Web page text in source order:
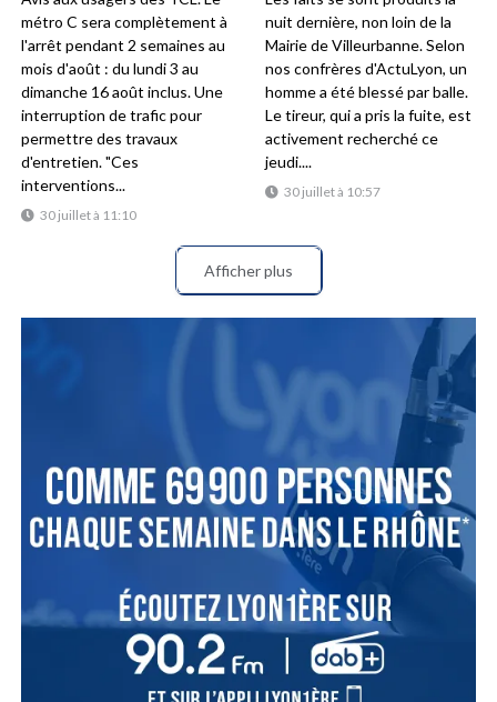
30 juillet à 11:10
métro C sera complètement à
l'arrêt pendant 2 semaines au
mois d'août : du lundi 3 au
dimanche 16 août inclus. Une
interruption de trafic pour
permettre des travaux
d'entretien. "Ces
interventions...
30 juillet à 10:57
nuit dernière, non loin de la
Mairie de Villeurbanne. Selon
nos confrères d'ActuLyon, un
homme a été blessé par balle.
Le tireur, qui a pris la fuite, est
activement recherché ce
jeudi....
Afficher plus